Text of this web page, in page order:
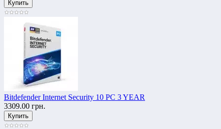
Bitdefender Internet Security 10 PC 3 YEAR
3309.00 грн.